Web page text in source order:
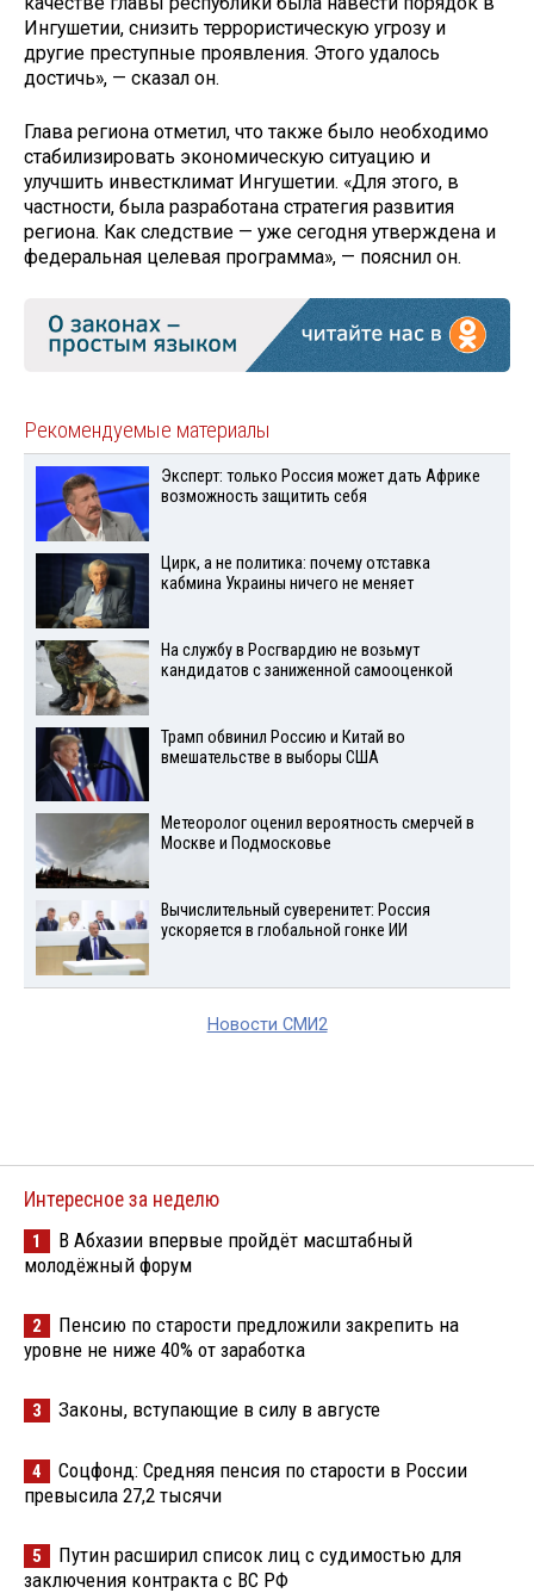
Ингушетии, снизить террористическую угрозу и
другие преступные проявления. Этого удалось
достичь», — сказал он.
Глава региона отметил, что также было необходимо
стабилизировать экономическую ситуацию и
улучшить инвестклимат Ингушетии. «Для этого, в
частности, была разработана стратегия развития
региона. Как следствие — уже сегодня утверждена и
федеральная целевая программа», — пояснил он.
Рекомендуемые материалы
Эксперт: только Россия может дать Африке
возможность защитить себя
Цирк, а не политика: почему отставка
кабмина Украины ничего не меняет
На службу в Росгвардию не возьмут
кандидатов с заниженной самооценкой
Трамп обвинил Россию и Китай во
вмешательстве в выборы США
Метеоролог оценил вероятность смерчей в
Москве и Подмосковье
Вычислительный суверенитет: Россия
ускоряется в глобальной гонке ИИ
Новости СМИ2
Интересное за неделю
1
В Абхазии впервые пройдёт масштабный
молодёжный форум
2
Пенсию по старости предложили закрепить на
уровне не ниже 40% от заработка
3 Законы, вступающие в силу в августе
4
Соцфонд: Средняя пенсия по старости в России
превысила 27,2 тысячи
5
Путин расширил список лиц с судимостью для
заключения контракта с ВС РФ